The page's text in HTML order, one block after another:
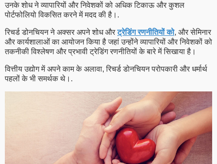
उनके शोध ने व्यापारियों और निवेशकों को अधिक टिकाऊ और कुशल
पोर्टफोलियो विकसित करने में मदद की है।.
रिचर्ड डोनचियन ने अक्सर अपने शोध औरट्रेडिंग रणनीतियों को, और सेमिनार
और कार्यशालाओं का आयोजन किया है जहां उन्होंने व्यापारियों और निवेशकों को
तकनीकी विश्लेषण और प्रभावी ट्रेडिंग रणनीतियों के बारे में सिखाया है।
वित्तीय उद्योग में अपने काम के अलावा, रिचर्ड डोनचियन परोपकारी और धर्मार्थ
पहलों के भी समर्थक थे।.